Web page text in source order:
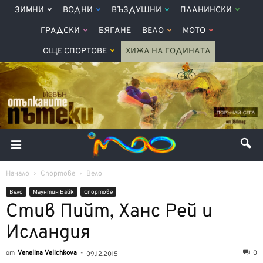
ЗИМНИ ВОДНИ ВЪЗДУШНИ ПЛАНИНСКИ
ГРАДСКИ БЯГАНЕ ВЕЛО МОТО
ОЩЕ СПОРТОВЕ ХИЖА НА ГОДИНАТА
Начало Спортове Вело
Вело Маунтин Байк Спортове
Стив Пийт, Ханс Рей и
Исландия
от Venelina Velichkova - 09.12.2015 0